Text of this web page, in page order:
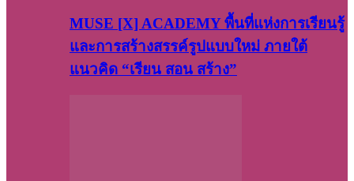
MUSE [X] ACADEMY พื้นที่แห่งการเรียนรู้
และการสร้างสรรค์รูปแบบใหม่ ภายใต้
แนวคิด “เรียน สอน สร้าง”